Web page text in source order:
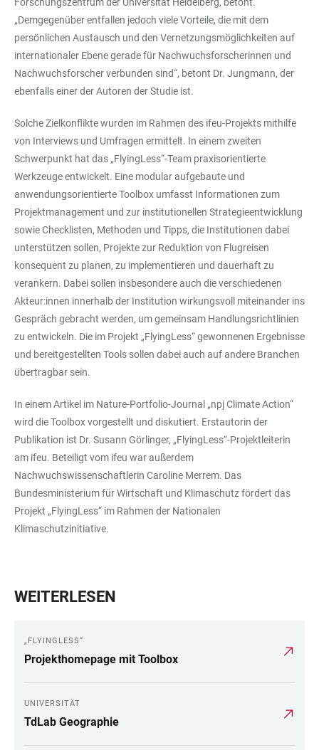
„Demgegenüber entfallen jedoch viele Vorteile, die mit dem
persönlichen Austausch und den Vernetzungsmöglichkeiten auf
internationaler Ebene gerade für Nachwuchsforscherinnen und
Nachwuchsforscher verbunden sind“, betont Dr. Jungmann, der
ebenfalls einer der Autoren der Studie ist.
Solche Zielkonflikte wurden im Rahmen des ifeu-Projekts mithilfe
von Interviews und Umfragen ermittelt. In einem zweiten
Schwerpunkt hat das „FlyingLess“-Team praxisorientierte
Werkzeuge entwickelt. Eine modular aufgebaute und
anwendungsorientierte Toolbox umfasst Informationen zum
Projektmanagement und zur institutionellen Strategieentwicklung
sowie Checklisten, Methoden und Tipps, die Institutionen dabei
unterstützen sollen, Projekte zur Reduktion von Flugreisen
konsequent zu planen, zu implementieren und dauerhaft zu
verankern. Dabei sollen insbesondere auch die verschiedenen
Akteur:innen innerhalb der Institution wirkungsvoll miteinander ins
Gespräch gebracht werden, um gemeinsam Handlungsrichtlinien
zu entwickeln. Die im Projekt „FlyingLess“ gewonnenen Ergebnisse
und bereitgestellten Tools sollen dabei auch auf andere Branchen
übertragbar sein.
In einem Artikel im Nature-Portfolio-Journal „npj Climate Action“
wird die Toolbox vorgestellt und diskutiert. Erstautorin der
Publikation ist Dr. Susann Görlinger, „FlyingLess“-Projektleiterin
am ifeu. Beteiligt vom ifeu war außerdem
Nachwuchswissenschaftlerin Caroline Merrem. Das
Bundesministerium für Wirtschaft und Klimaschutz fördert das
Projekt „FlyingLess“ im Rahmen der Nationalen
Klimaschutzinitiative.
WEITERLESEN
„FLYINGLESS“
Projekthomepage mit Toolbox
UNIVERSITÄT
TdLab Geographie